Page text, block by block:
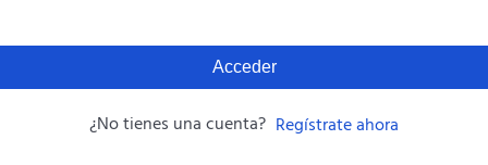
Acceder
¿No tienes una cuenta? Regístrate ahora